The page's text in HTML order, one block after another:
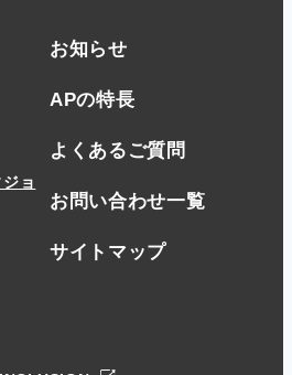
ョ
お知らせ
APの特長
よくあるご質問
お問い合わせ一覧
サイトマップ